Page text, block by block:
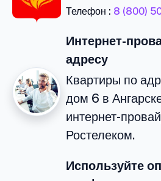
Телефон : 8 (800)
Интернет-
адресу
Квартиры по
дом 6 в
интернет-
Ростелеком.
Используйте